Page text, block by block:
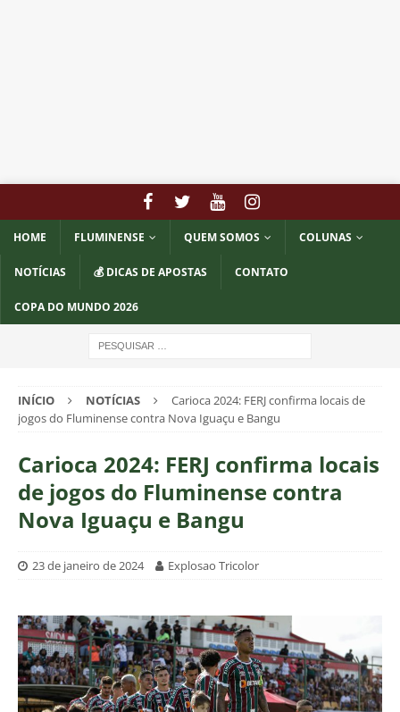
HOME FLUMINENSE QUEM SOMOS COLUNAS
NOTÍCIAS 💰 DICAS DE APOSTAS CONTATO
COPA DO MUNDO 2026
INÍCIO NOTÍCIAS
Carioca 2024: FERJ confirma locais de
jogos do Fluminense contra Nova Iguaçu e Bangu
Carioca 2024: FERJ confirma locais
de jogos do Fluminense contra
Nova Iguaçu e Bangu
23 de janeiro de 2024 Explosao Tricolor